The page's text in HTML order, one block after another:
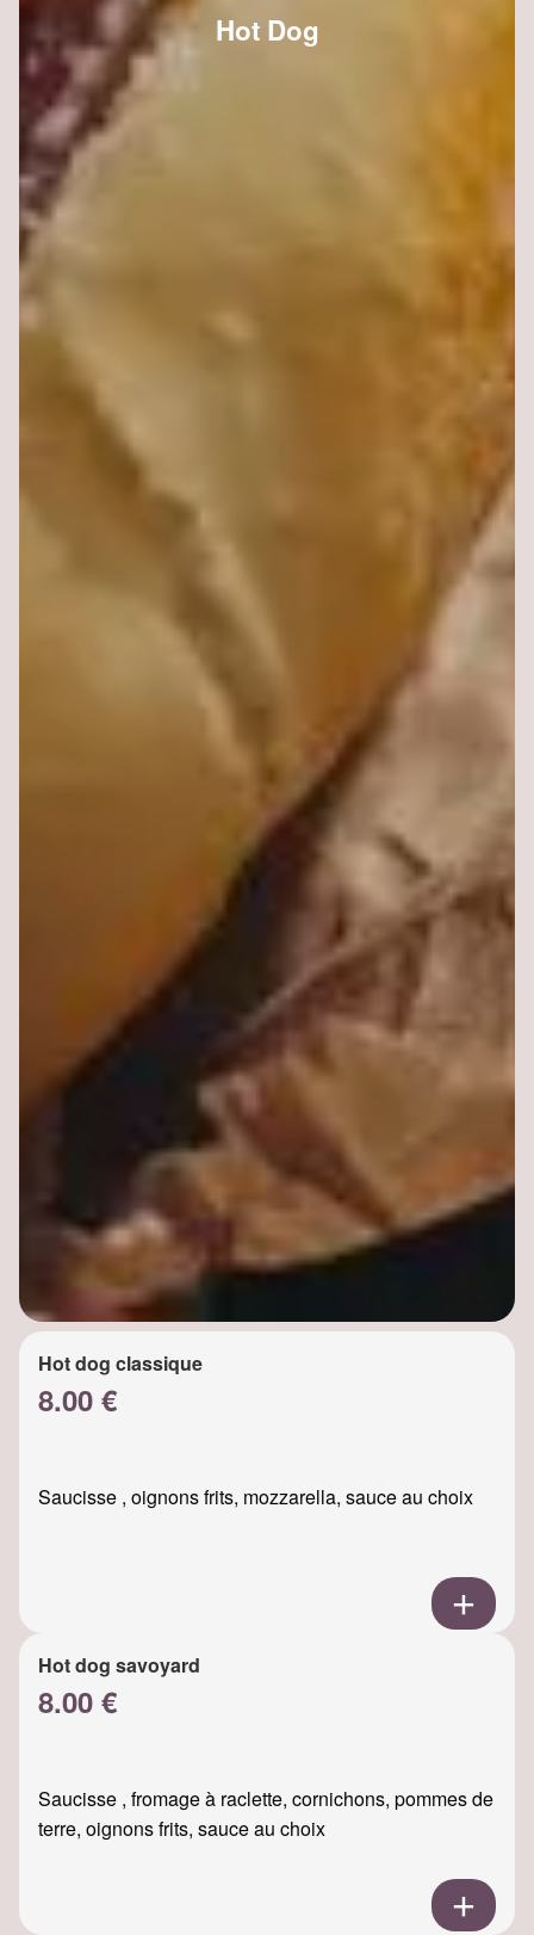
Hot Dog
Hot dog classique
8.00 €
Saucisse , oignons frits, mozzarella, sauce au choix
Hot dog savoyard
8.00 €
Saucisse , fromage à raclette, cornichons, pommes de
terre, oignons frits, sauce au choix